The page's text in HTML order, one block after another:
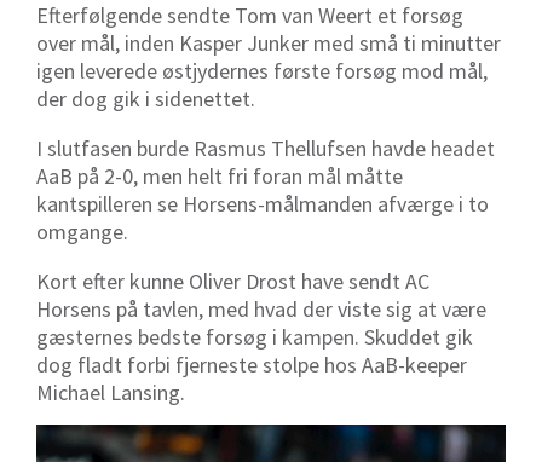
Efterfølgende sendte Tom van Weert et forsøg
over mål, inden Kasper Junker med små ti minutter
igen leverede østjydernes første forsøg mod mål,
der dog gik i sidenettet.
I slutfasen burde Rasmus Thellufsen havde headet
AaB på 2-0, men helt fri foran mål måtte
kantspilleren se Horsens-målmanden afværge i to
omgange.
Kort efter kunne Oliver Drost have sendt AC
Horsens på tavlen, med hvad der viste sig at være
gæsternes bedste forsøg i kampen. Skuddet gik
dog fladt forbi fjerneste stolpe hos AaB-keeper
Michael Lansing.